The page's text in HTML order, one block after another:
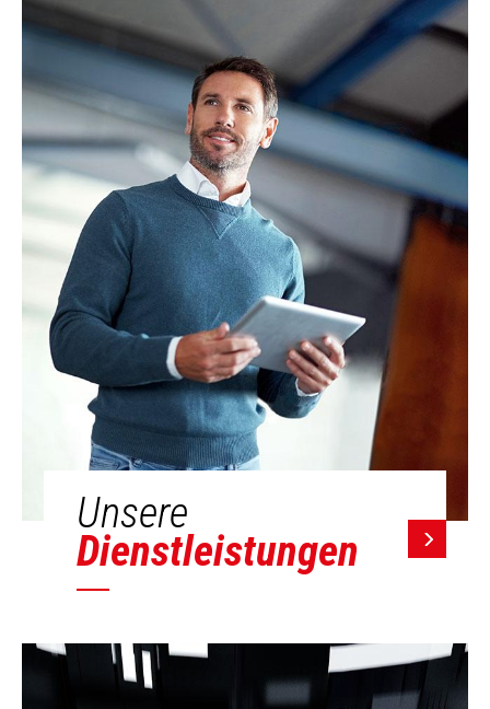
Unsere
Dienstleistungen